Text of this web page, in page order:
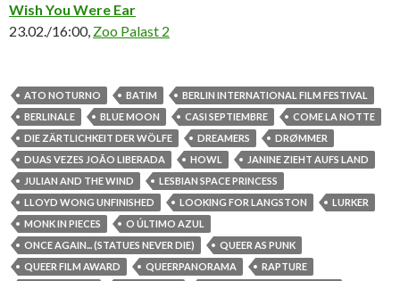
Wish You Were Ear
23.02./16:00, Zoo Palast 2
ATO NOTURNO BATIM
BERLIN INTERNATIONAL FILM FESTIVAL
BERLINALE
BLUE MOON CASI SEPTIEMBRE
COME LA NOTTE
DIE ZÄRTLICHKEIT DER WÖLFE
DREAMERS
DRØMMER
DUAS VEZES JOÃO LIBERADA
HOWL
JANINE ZIEHT AUFS LAND
JULIAN AND THE WIND
LESBIAN SPACE PRINCESS
LLOYD WONG UNFINISHED
LOOKING FOR LANGSTON
LURKER
MONK IN PIECES
O ÚLTIMO AZUL
ONCE AGAIN... (STATUES NEVER DIE)
QUEER AS PUNK
QUEER FILM AWARD
QUEERPANORAMA
RAPTURE